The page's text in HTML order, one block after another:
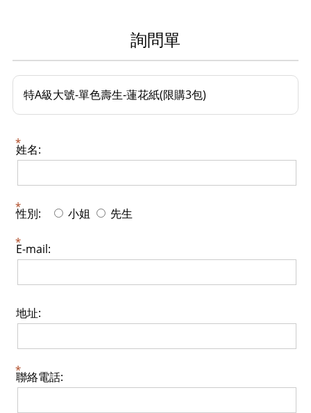
詢問單
特A級大號-單色壽生-蓮花紙(限購3包)
姓名:
性別: 小姐 先生
E-mail:
地址:
聯絡電話: